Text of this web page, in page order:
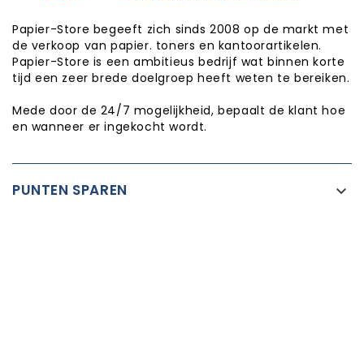
Papier-Store begeeft zich sinds 2008 op de markt met
de verkoop van papier. toners en kantoorartikelen.
Papier-Store is een ambitieus bedrijf wat binnen korte
tijd een zeer brede doelgroep heeft weten te bereiken.
Mede door de 24/7 mogelijkheid, bepaalt de klant hoe
en wanneer er ingekocht wordt.
PUNTEN SPAREN
